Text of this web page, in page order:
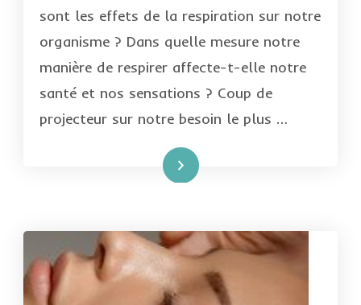
sont les effets de la respiration sur notre
organisme ? Dans quelle mesure notre
manière de respirer affecte-t-elle notre
santé et nos sensations ? Coup de
projecteur sur notre besoin le plus …
Lire la suite